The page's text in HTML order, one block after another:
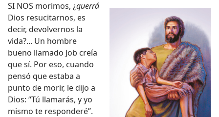
SI NOS morimos, ¿querrá
Dios resucitarnos, es
decir, devolvernos la
vida?... Un hombre
bueno llamado Job creía
que sí. Por eso, cuando
pensó que estaba a
punto de morir, le dijo a
Dios: “Tú llamarás, y yo
mismo te responderé”.